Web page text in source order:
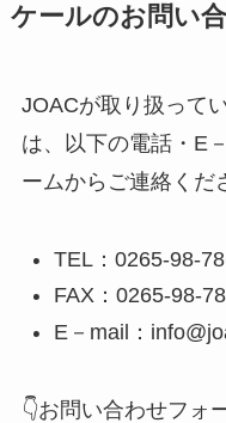
ケールのお問い
JOACが取り扱って
は、以下の電話・E
ームからご連絡くだ
TEL：0265-98-
FAX：0265-98-
E－mail：
👇お問い合わせフォ